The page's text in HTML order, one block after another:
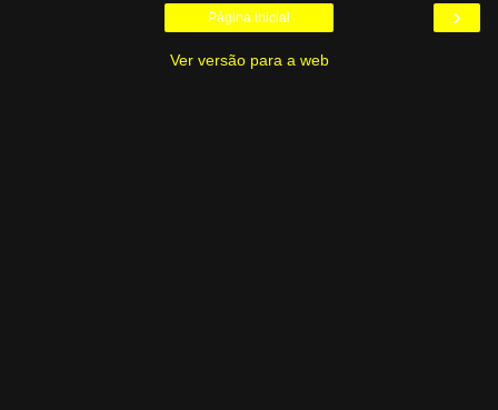
›
Página inicial
Ver versão para a web